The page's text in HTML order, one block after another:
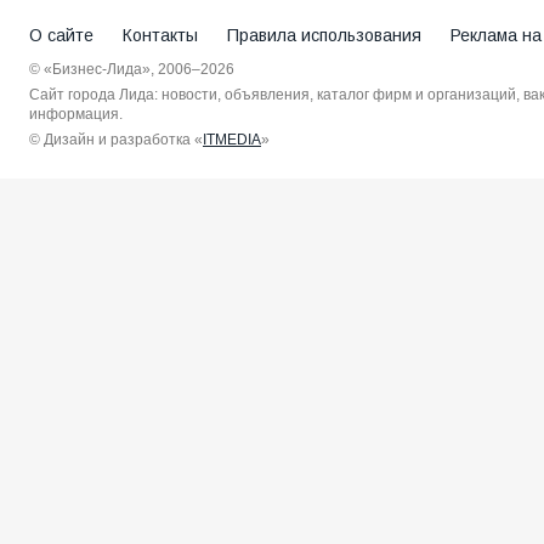
О сайте Контакты Правила использования Реклама
© «Бизнес-Лида», 2006–2026
Сайт города Лида: новости, объявления, каталог фирм и организаций,
информация.
© Дизайн и разработка «ITMEDIA»